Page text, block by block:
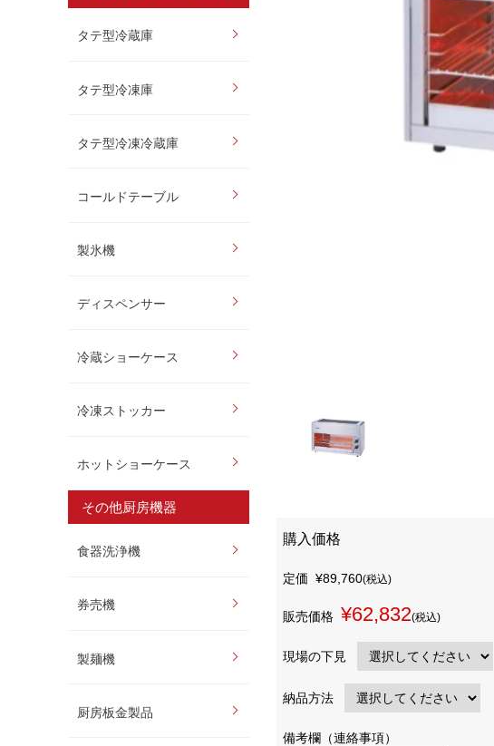
タテ型冷蔵庫
タテ型冷凍庫
タテ型冷凍冷蔵庫
コールドテーブル
製氷機
ディスペンサー
冷蔵ショーケース
冷凍ストッカー
ホットショーケース
その他厨房機器
食器洗浄機
券売機
製麺機
厨房板金製品
購入価格
定価 ¥89,760(税込)
販売価格 ¥62,832(税込)
現場の下見
納品方法
備考欄（連絡事項）